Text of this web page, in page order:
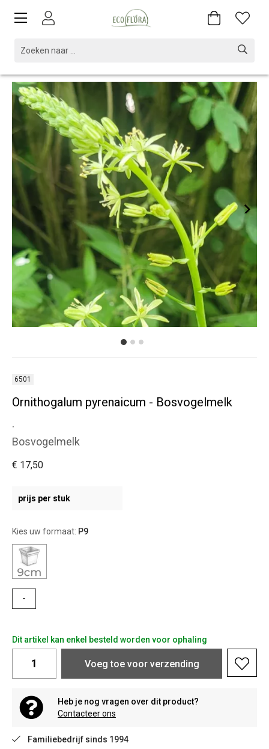
6501
Ornithogalum pyrenaicum - Bosvogelmelk
.
Bosvogelmelk
€ 17,50
prijs per stuk
Kies uw formaat: P9
-
Dit artikel kan enkel besteld worden voor ophaling
Voeg toe voor verzending
Heb je nog vragen over dit product?
Contacteer ons
Familiebedrijf sinds 1994